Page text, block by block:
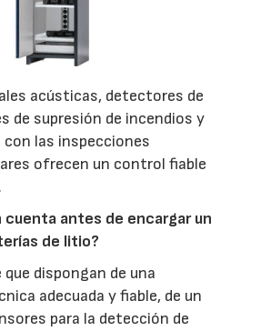
acústicas, detectores de
de supresión de incendios y
las inspecciones
ofrecen un control fiable
cuenta antes de encargar un
de litio?
dispongan de una
adecuada y fiable, de un
para la detección de